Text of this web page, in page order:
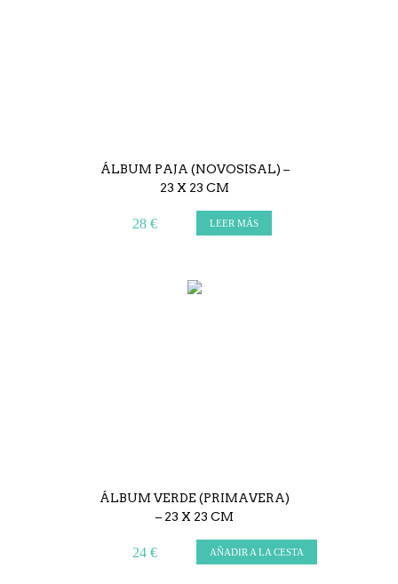
ÁLBUM PAJA (NOVOSISAL) –
23 X 23 CM
28 € LEER MÁS
ÁLBUM VERDE (PRIMAVERA)
– 23 X 23 CM
24 € AÑADIR A LA CESTA